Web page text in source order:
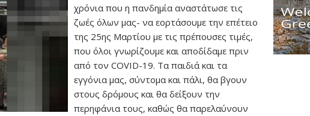
χρόνια που η πανδημία αναστάτωσε τις
ζωές όλων μας- να εορτάσουμε την επέτειο
της 25ης Μαρτίου με τις πρέπουσες τιμές,
που όλοι γνωρίζουμε και αποδίδαμε πριν
από τον COVID-19. Τα παιδιά και τα
εγγόνια μας, σύντομα και πάλι, θα βγουν
στους δρόμους και θα δείξουν την
περηφάνια τους, καθώς θα παρελαύνουν